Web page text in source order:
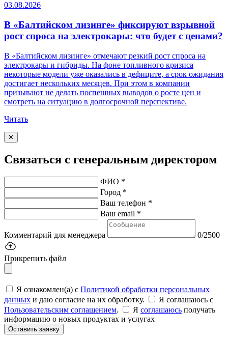
03.08.2026
В «Балтийском лизинге» фиксируют взрывной
рост спроса на электрокары: что будет с ценами?
В «Балтийском лизинге» отмечают резкий рост спроса на
электрокары и гибриды. На фоне топливного кризиса
некоторые модели уже оказались в дефиците, а срок ожидания
достигает нескольких месяцев. При этом в компании
призывают не делать поспешных выводов о росте цен и
смотреть на ситуацию в долгосрочной перспективе.
Читать
✕
Связаться с генеральным директором
ФИО *
Город *
Ваш телефон *
Ваш email *
Комментарий для менеджера 0/2500
Прикрепить файл
Я ознакомлен(а) с Политикой обработки персональных
данных и даю согласие на их обработку.
Я соглашаюсь c
Пользовательским соглашением. Я соглашаюсь получать
информацию о новых продуктах и услугах
Оставить заявку